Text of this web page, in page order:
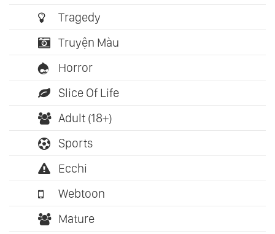
Tragedy
Truyện Màu
Horror
Slice Of Life
Adult (18+)
Sports
Ecchi
Webtoon
Mature